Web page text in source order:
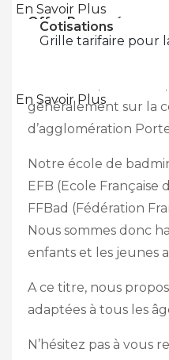
En Savoir Plus
Cotisations
Grille tarifaire pour
En Savoir Plus
Offre Proposée
Le Basse-Ham
généralement sur la
d’agglomération
Notre école de
EFB (Ecole Française
FFBad (Fédération
Nous sommes donc
enfants et les jeunes
A ce titre, nous
adaptées à tous les
N’hésitez pas à vous